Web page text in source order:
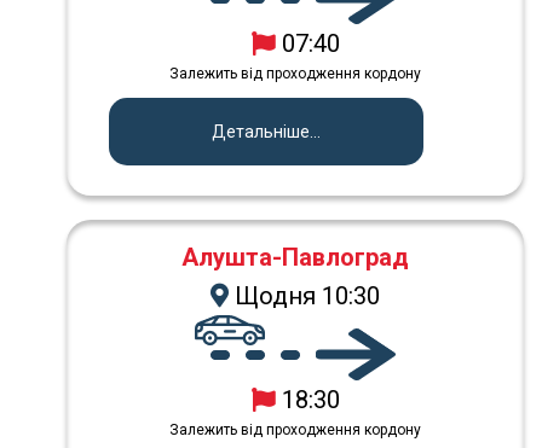
07:40
Залежить від проходження кордону
Детальніше...
Алушта-Павлоград
Щодня 10:30
18:30
Залежить від проходження кордону